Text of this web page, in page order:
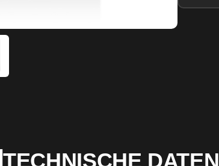
TECHNISCHE DATEN